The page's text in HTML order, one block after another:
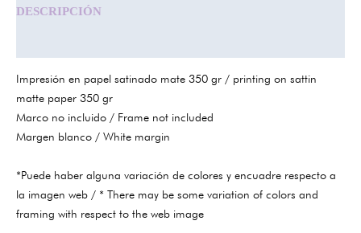
DESCRIPCIÓN
Impresión en papel satinado mate 350 gr / printing on sattin
matte paper 350 gr
Marco no incluido / Frame not included
Margen blanco / White margin
*Puede haber alguna variación de colores y encuadre respecto a
la imagen web / * There may be some variation of colors and
framing with respect to the web image